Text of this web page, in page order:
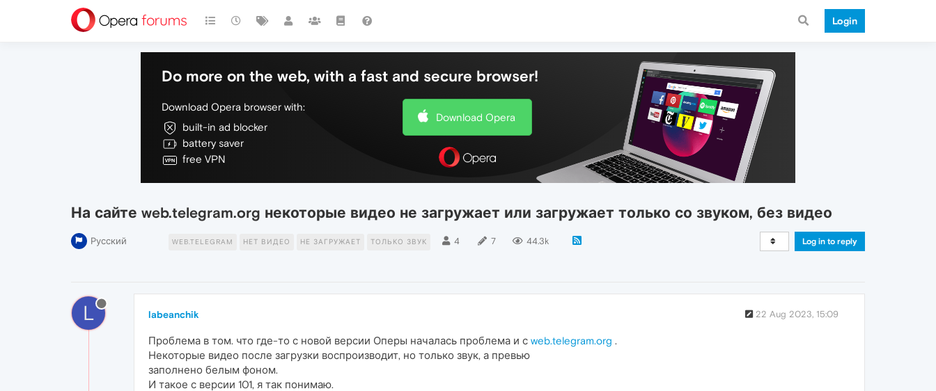
Login
Do more on the web, with a fast and secure browser!
Download Opera browser with:
built-in ad blocker
battery saver
free VPN
Download Opera
На сайте web.telegram.org некоторые видео не загружает или загружает только со звуком, без видео
Русский WEB.TELEGRAM НЕТ ВИДЕО НЕ ЗАГРУЖАЕТ ТОЛЬКО ЗВУК 4 7 44.3k Log in to reply
L labeanchik 22 Aug 2023, 15:09
Проблема в том. что где-то с новой версии Оперы началась проблема и с web.telegram.org .
Некоторые видео после загрузки воспроизводит, но только звук, а превью
заполнено белым фоном.
И такое с версии 101, я так понимаю.